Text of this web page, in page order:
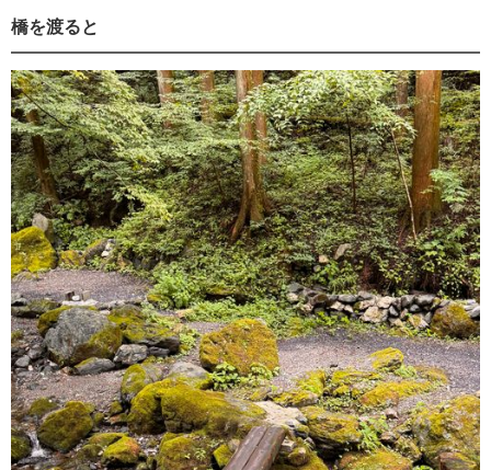
橋を渡ると